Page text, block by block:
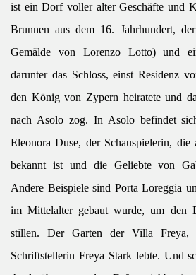
ist ein Dorf voller alter Geschäfte und
Brunnen aus dem 16. Jahrhundert,
Gemälde von Lorenzo Lotto) und
darunter das Schloss, einst Residenz
den König von Zypern heiratete und
nach Asolo zog. In Asolo befindet
Eleonora Duse, der Schauspielerin, die
bekannt ist und die Geliebte von
Andere Beispiele sind Porta Loreggia
im Mittelalter gebaut wurde, um den
stillen. Der Garten der Villa Freya,
Schriftstellerin Freya Stark lebte. Und